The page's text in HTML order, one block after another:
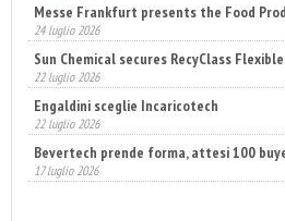
Messe Frankfurt presents the Food
24 luglio 2026
Sun Chemical secures RecyClass
22 luglio 2026
Engaldini sceglie Incaricotech
22 luglio 2026
Bevertech prende forma, attesi 100
17 luglio 2026
Annunciati i finalisti dei Diamonds